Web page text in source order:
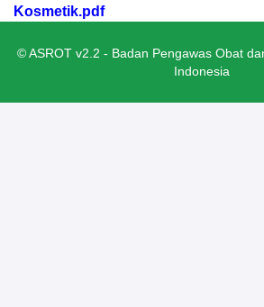
Kosmetik.pdf
© ASROT v2.2 - Badan Pengawas Obat
Indonesia